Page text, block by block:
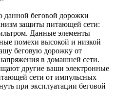
данной беговой дорожки
защиты питающей сети:
Данные элементы
помехи высокой и низкой
беговую дорожку от
в домашней сети.
другие ваши электронные
сети от импульсных
при эксплуатации беговой